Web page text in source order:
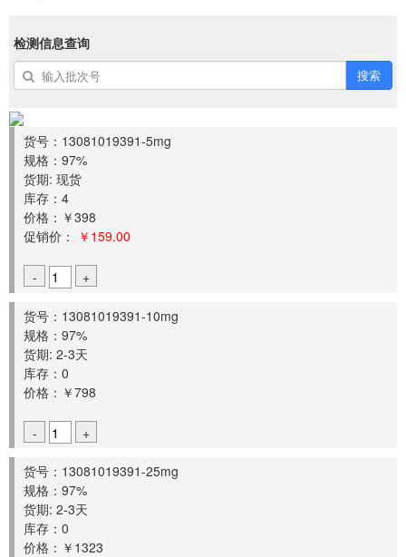
检测信息查询
搜索
货号：13081019391-5mg
规格：97%
货期: 现货
库存：4
价格：￥398
促销价：
￥159.00
- +
货号：13081019391-10mg
规格：97%
货期: 2-3天
库存：0
价格：￥798
- +
货号：13081019391-25mg
规格：97%
货期: 2-3天
库存：0
价格：￥1323